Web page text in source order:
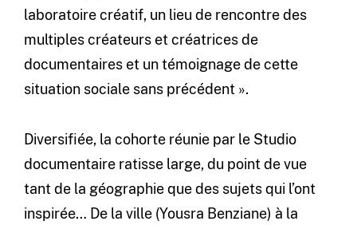
laboratoire créatif, un lieu de rencontre des
multiples créateurs et créatrices de
documentaires et un témoignage de cette
situation sociale sans précédent ».
Diversifiée, la cohorte réunie par le Studio
documentaire ratisse large, du point de vue
tant de la géographie que des sujets qui l’ont
inspirée… De la ville (Yousra Benziane) à la